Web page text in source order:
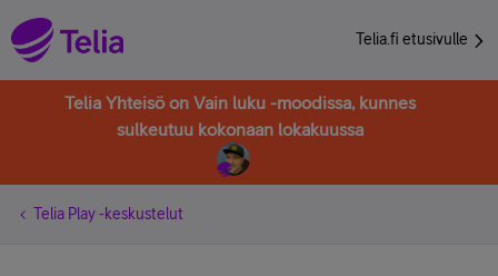
Telia.fi etusivulle
Telia Yhteisö on Vain luku -moodissa, kunnes
sulkeutuu kokonaan lokakuussa
Telia Play -keskustelut